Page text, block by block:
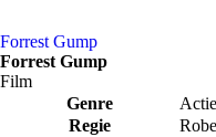
Forrest Gump
Forrest Gump
Film
Genre
Regie